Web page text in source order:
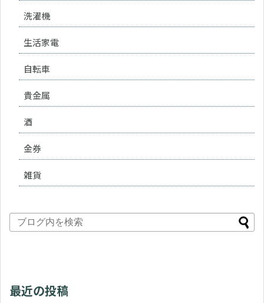
洗濯機
生活家電
自転車
貴金属
酒
金券
雑貨
最近の投稿